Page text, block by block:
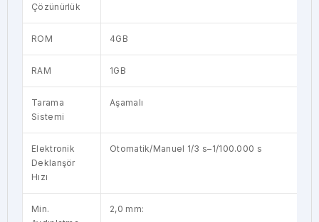
Çözünürlük
ROM 4GB
RAM 1GB
Tarama
Sistemi
Aşamalı
Elektronik
Deklanşör
Hızı
Otomatik/Manuel 1/3 s–1/100.000 s
Min.
2,0 mm: